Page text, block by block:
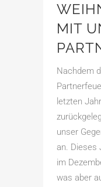
MIT
Nachdem
letzten
unser
an. Dieses
im
was aber